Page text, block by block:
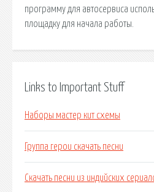
программу для автосервиса
площадку для начала работы.
Links to Important Stuff
Наборы мастер кит схемы
Группа герои скачать песни
Скачать песни из индийских